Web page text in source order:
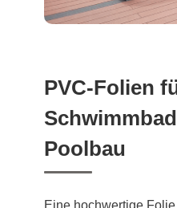
PVC-Folien
Poolbau
Eine hochwertige